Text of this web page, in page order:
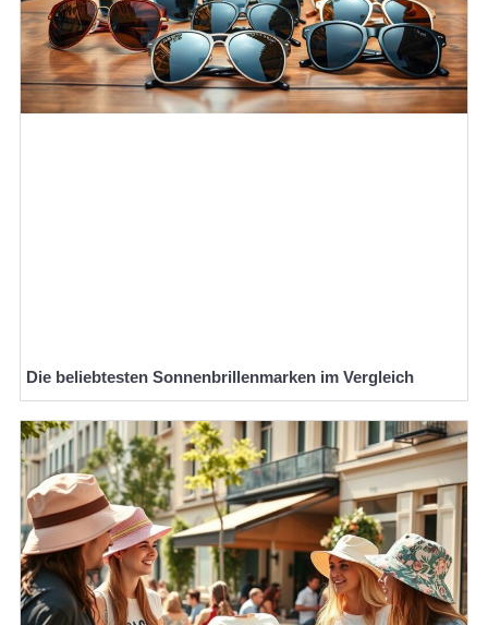
Die beliebtesten Sonnenbrillenmarken im Vergleich